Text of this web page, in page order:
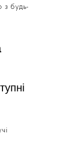
з будь-